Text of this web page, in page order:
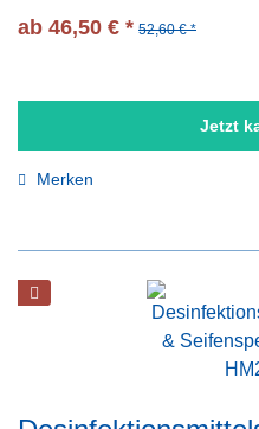
ab 46,50 € * 52,60 € *
Jetzt
Merken